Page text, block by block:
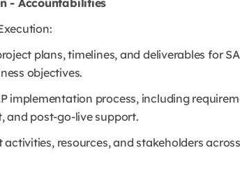
- Accountabilities
plans, timelines, and deliverables for
objectives.
implementation process, including
and post-go-live support.
activities, resources, and stakeholders